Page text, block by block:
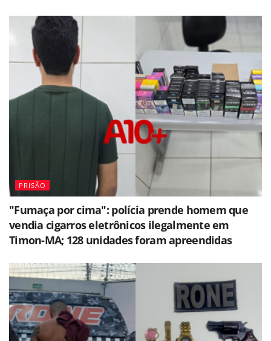
PRISÃO
"Fumaça por cima": polícia prende homem que
vendia cigarros eletrônicos ilegalmente em
Timon-MA; 128 unidades foram apreendidas